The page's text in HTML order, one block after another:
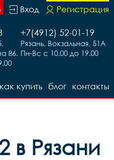
Регистрация
Вход
+7(4912) 52-01-19
Рязань, Вокзальная, 51А
Пн-Вс с 10.00 до 19.00
86.
контакты
блог
как купить
в Рязани